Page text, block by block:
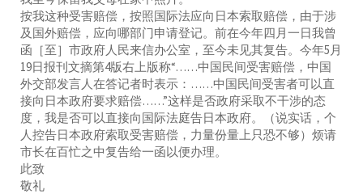
按我这种受害赔偿，按照国际法应向日本索取赔偿，由于涉
及国外赔偿，应向哪部门申请登记。前在今年四月一日我曾
函［至］市政府人民来信办公室，至今未见其复告。今年5月
19日报刊文摘第4版右上版称“……中国民间受害赔偿，中国
外交部发言人在答记者时表示：……中国民间受害者可以直
接向日本政府要求赔偿……”这样是否政府采取不干涉的态
度，我是否可以直接向国际法庭告日本政府。（说实话，个
人控告日本政府索取受害赔偿，力量份量上只恐不够）烦请
市长在百忙之中复告给一函以便办理。
此致
敬礼